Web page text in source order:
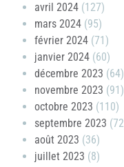
avril 2024 (127)
mars 2024 (95)
février 2024 (71)
janvier 2024 (60)
décembre 2023 (64)
novembre 2023 (91)
octobre 2023 (110)
septembre 2023
août 2023 (36)
juillet 2023 (8)